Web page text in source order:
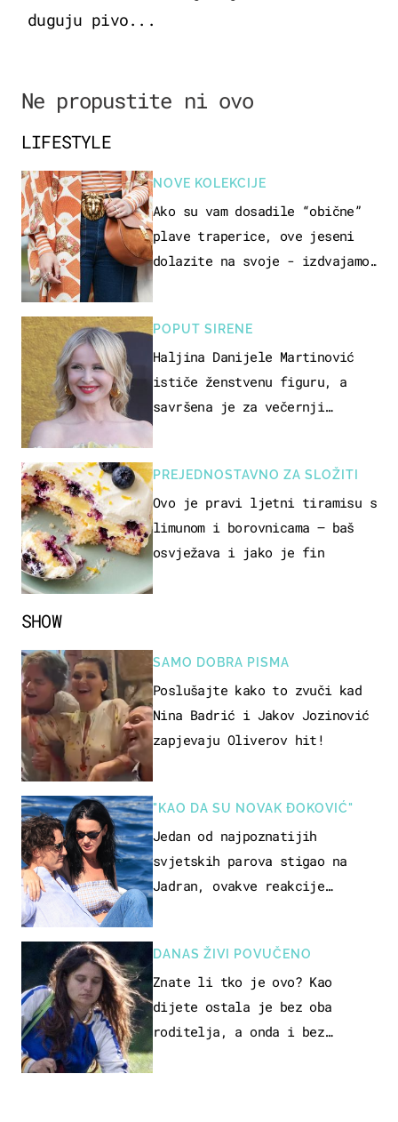
duguju pivo...
Ne propustite ni ovo
SHOW
SAMO DOBRA PISMA
Poslušajte kako to zvuči kad
Nina Badrić i Jakov Jozinović
zapjevaju Oliverov hit!
"KAO DA SU NOVAK ĐOKOVIĆ"
Jedan od najpoznatijih
svjetskih parova stigao na
Jadran, ovakve reakcije
DANAS ŽIVI POVUČENO
Znate li tko je ovo? Kao
dijete ostala je bez oba
roditelja, a onda i bez
LIFESTYLE
NOVE KOLEKCIJE
Ako su vam dosadile “obične”
plave traperice, ove jeseni
dolazite na svoje - izdvajamo
POPUT SIRENE
Haljina Danijele Martinović
ističe ženstvenu figuru, a
savršena je za večernji
PREJEDNOSTAVNO ZA SLOŽITI
Ovo je pravi ljetni tiramisu s
limunom i borovnicama – baš
osvježava i jako je fin